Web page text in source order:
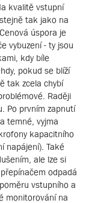
kvalitě vstupní
tak jako na
úspora je
vybuzení - ty jsou
kdy bíle
pokud se blíží
tak zcela chybí
Raději
Po prvním zapnutí
temné, vyjma
kapacitního
napájení). Také
ale lze si
odpadá
vstupního a
monitorování na